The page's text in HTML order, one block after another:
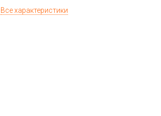
Все характеристики